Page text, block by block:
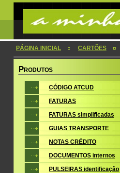
PÁGINA INICIAL CARTÕES
PRODUTOS
CÓDIGO ATCUD
FATURAS
FATURAS simplificadas
GUIAS TRANSPORTE
NOTAS CRÉDITO
DOCUMENTOS internos
PULSEIRAS identificação